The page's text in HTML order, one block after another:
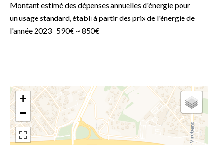
Montant estimé des dépenses annuelles d'énergie pour
un usage standard, établi à partir des prix de l'énergie de
l'année 2023 : 590€ ~ 850€
+
−